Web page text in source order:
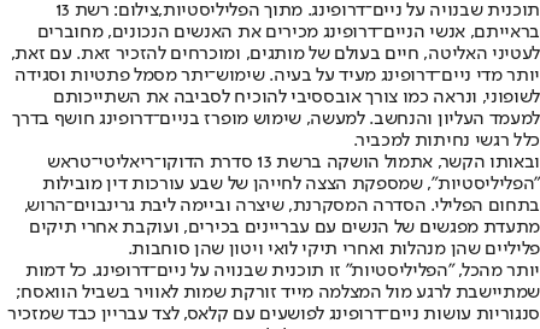
תוכנית שבנויה על ניים־דרופינג. מתוך הפליליסטיות,צילום: רשת 13
בראייתם, אנשי הניים־דרופינג מכירים את האנשים הנכונים, מחוברים
לעטיני האליטה, חיים בעולם של מותגים, ומוכרחים להזכיר זאת. עם זאת,
יותר מדי ניים־דרופינג מעיד על בעיה. שימוש־יתר מסמל פתטיות וסגידה
לשופוני, ונראה כמו צורך אובססיבי להוכיח לסביבה את השתייכותם
למעמד העליון והנחשב. למעשה, שימוש מופרז בניים־דרופינג חושף בדרך
כלל רגשי נחיתות למכביר.
ובאותו הקשר, אתמול הושקה ברשת 13 סדרת הדוקו־ריאליטי־טראש
"הפליליסטיות", שמספקת הצצה לחייהן של שבע עורכות דין מובילות
בתחום הפלילי. הסדרה המסקרנת, שיצרה וביימה ליבת גרינבוים־הרוש,
מתעדת מפגשים של הנשים עם עבריינים בכירים, ועוקבת אחרי תיקים
פליליים שהן מנהלות ואחרי תיקי לואי ויטון שהן סוחבות.
יותר מהכל, "הפליליסטיות" זו תוכנית שבנויה על ניים־דרופינג. כל דמות
שמתיישבת לרגע מול המצלמה מייד זורקת שמות לאוויר בשביל הוואסח;
סנגוריות עושות ניים־דרופינג לפושעים עם קלאס, לצד עבריין כבד שמזכיר